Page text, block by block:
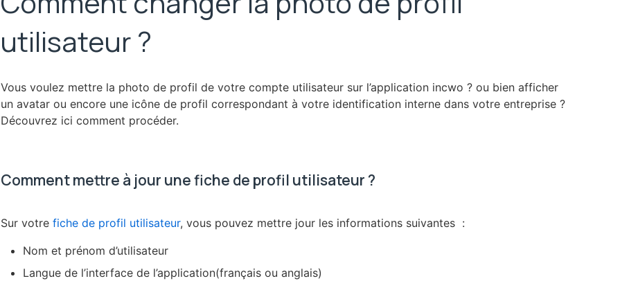
utilisateur ?
Vous voulez mettre la photo de profil de votre compte utilisateur sur l’application incwo ? ou bien afficher
un avatar ou encore une icône de profil correspondant à votre identification interne dans votre entreprise ?
Découvrez ici comment procéder.
Comment mettre à jour une fiche de profil utilisateur ?
Sur votre fiche de profil utilisateur, vous pouvez mettre jour les informations suivantes :
Nom et prénom d’utilisateur
Langue de l’interface de l’application(français ou anglais)